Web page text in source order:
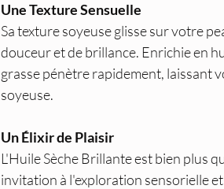
Une Texture Sensuelle
Sa texture soyeuse glisse sur votre
douceur et de brillance. Enrichie en
grasse pénètre rapidement, laissant
soyeuse.
Un Élixir de Plaisir
L'Huile Sèche Brillante est bien plus
invitation à l'exploration sensorielle